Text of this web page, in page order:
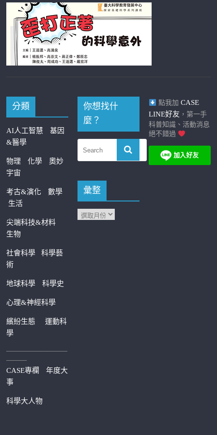
分類
AI人工智慧
基因
&醫學
物理 化學
奧妙
宇宙
考古&演化
數學
生活
尖端科技&材料
生物
社會科學科學藝
術
地球科學 科學史
心理&神經科學
繽紛生態運動科
學
—————————
———
CASE專欄
年度大
事
科學大人物
你想找什
麼？
彙整
點我加 CASE
LINE好友 ，第一手
科普知識、活動消息
絕不錯過